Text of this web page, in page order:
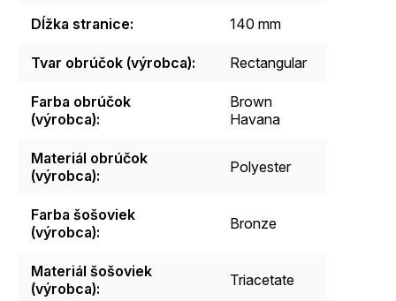
Dĺžka stranice: 140 mm
Tvar obrúčok (výrobca): Rectangular
Farba obrúčok
(výrobca):
Brown
Havana
Materiál obrúčok
(výrobca): Polyester
Farba šošoviek
(výrobca): Bronze
Materiál šošoviek
(výrobca): Triacetate